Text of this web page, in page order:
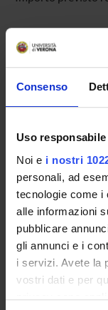
Consenso
Uso
Noi e i nostri
personali, ad
tecnologie come i
alle informazioni
pubblicare
gli annunci e i
i servizi. Avete la
vostri dati e per
privacy sono
PARTECIPANTI
Professore
AREE DI RICERCA
Lingua e
Contemporary
ATTIVITÀ
AREE DI